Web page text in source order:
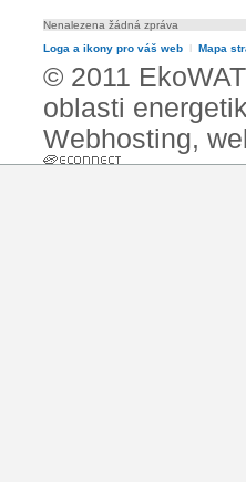
Nenalezena žádná zpráva
Loga a ikony pro váš web l Mapa
© 2011
oblasti
Webhosting,